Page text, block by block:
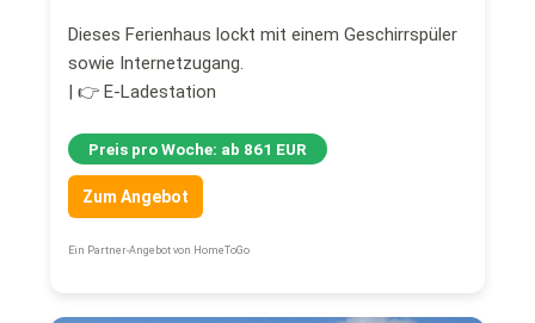
Dieses Ferienhaus lockt mit einem Geschirrspüler
sowie Internetzugang.
| 👉 E-Ladestation
Preis pro Woche: ab 861 EUR
Zum Angebot
Ein Partner-Angebot von HomeToGo